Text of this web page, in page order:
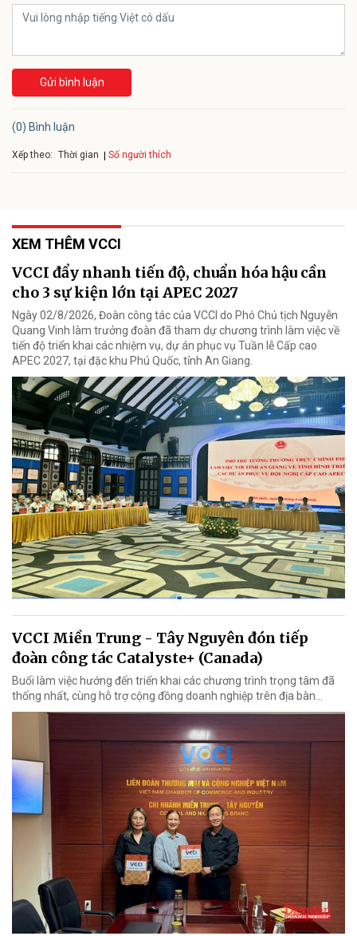
Gửi bình luận
(0) Bình luận
Xếp theo: Thời gian Số người thích
XEM THÊM VCCI
VCCI đẩy nhanh tiến độ, chuẩn hóa hậu cần
cho 3 sự kiện lớn tại APEC 2027
Ngày 02/8/2026, Đoàn công tác của VCCI do Phó Chủ tịch Nguyễn
Quang Vinh làm trưởng đoàn đã tham dự chương trình làm việc về
tiến độ triển khai các nhiệm vụ, dự án phục vụ Tuần lễ Cấp cao
APEC 2027, tại đặc khu Phú Quốc, tỉnh An Giang.
VCCI Miền Trung - Tây Nguyên đón tiếp
đoàn công tác Catalyste+ (Canada)
Buổi làm việc hướng đến triển khai các chương trình trọng tâm đã
thống nhất, cùng hỗ trợ cộng đồng doanh nghiệp trên địa bàn...